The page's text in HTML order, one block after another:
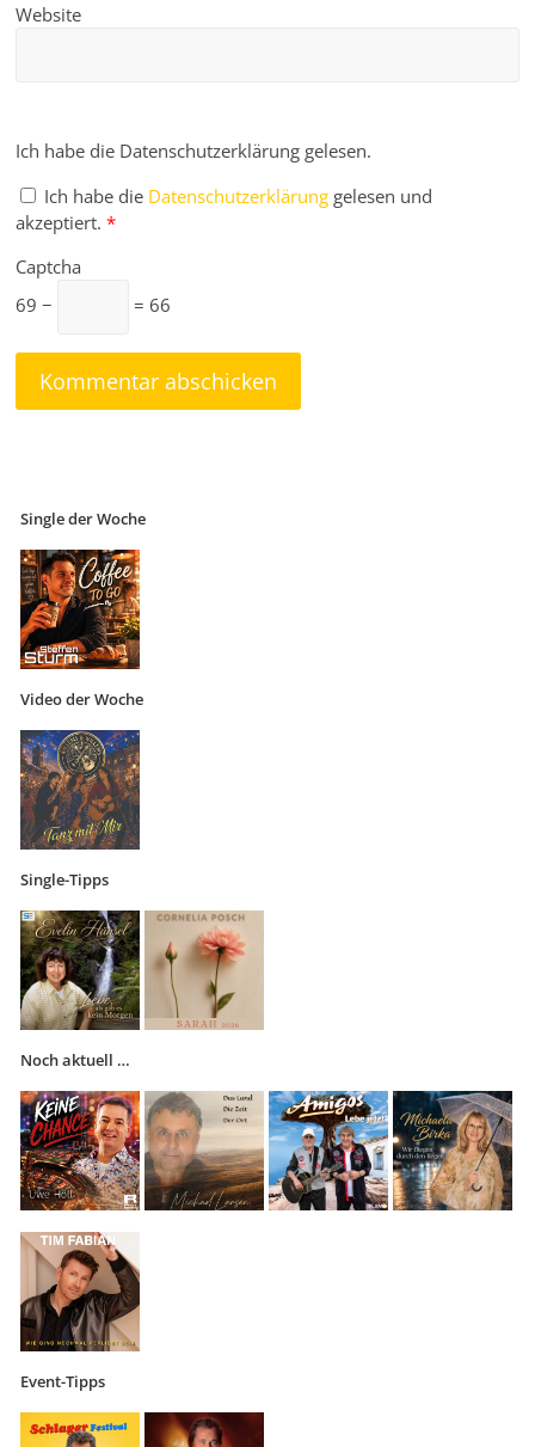
Website
Ich habe die Datenschutzerklärung gelesen.
Ich habe die Datenschutzerklärung gelesen und
akzeptiert. *
Captcha
69 −
= 66
Single der Woche
Video der Woche
Single-Tipps
Noch aktuell …
Event-Tipps